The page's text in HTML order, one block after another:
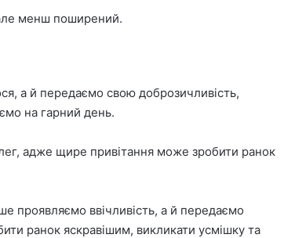
менш поширений.
а й передаємо свою доброзичливість,
на гарний день.
адже щире привітання може зробити ранок
проявляємо ввічливість, а й передаємо
ранок яскравішим, викликати усмішку та